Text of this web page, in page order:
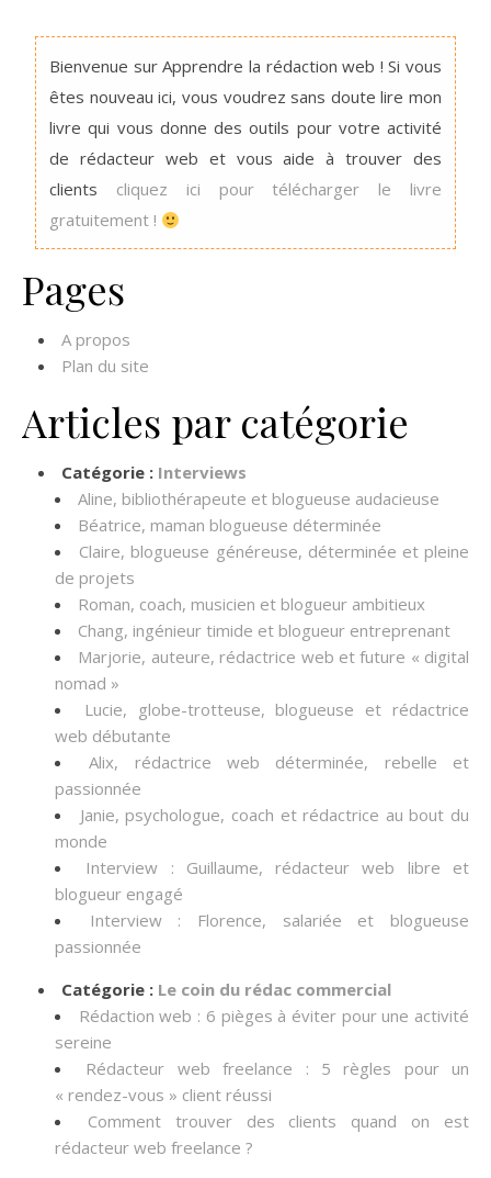
Bienvenue sur Apprendre la rédaction web ! Si vous
êtes nouveau ici, vous voudrez sans doute lire mon
livre qui vous donne des outils pour votre activité
de rédacteur web et vous aide à trouver des
clients cliquez ici pour télécharger le livre
gratuitement !
Pages
A propos
Plan du site
Articles par catégorie
Catégorie : Interviews
Aline, bibliothérapeute et blogueuse audacieuse
Béatrice, maman blogueuse déterminée
Claire, blogueuse généreuse, déterminée et pleine
de projets
Roman, coach, musicien et blogueur ambitieux
Chang, ingénieur timide et blogueur entreprenant
Marjorie, auteure, rédactrice web et future « digital
nomad »
Lucie, globe-trotteuse, blogueuse et rédactrice
web débutante
Alix, rédactrice web déterminée, rebelle et
passionnée
Janie, psychologue, coach et rédactrice au bout du
monde
Interview : Guillaume, rédacteur web libre et
blogueur engagé
Interview : Florence, salariée et blogueuse
passionnée
Catégorie : Le coin du rédac commercial
Rédaction web : 6 pièges à éviter pour une activité
sereine
Rédacteur web freelance : 5 règles pour un
« rendez-vous » client réussi
Comment trouver des clients quand on est
rédacteur web freelance ?